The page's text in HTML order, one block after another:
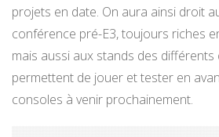
projets en date. On aura ainsi droit
conférence pré-E3, toujours riches
mais aussi aux stands des
permettent de jouer et tester en
consoles à venir prochainement.